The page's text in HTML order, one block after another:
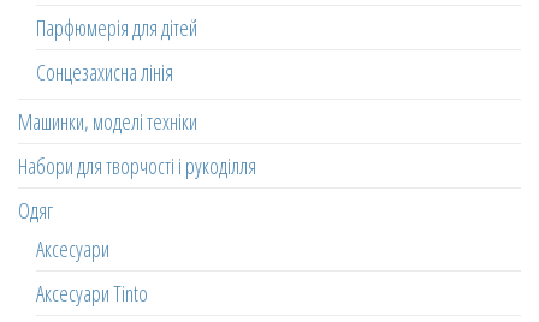
Парфюмерія для дітей
Сонцезахисна лінія
Машинки, моделі техніки
Набори для творчості і рукоділля
Одяг
Аксесуари
Аксесуари Tinto